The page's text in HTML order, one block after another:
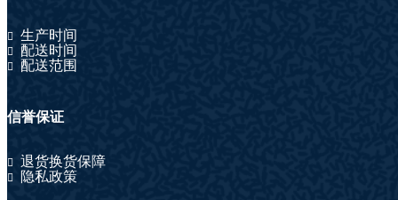
生产时间
配送时间
配送范围
信誉保证
退货换货保障
隐私政策